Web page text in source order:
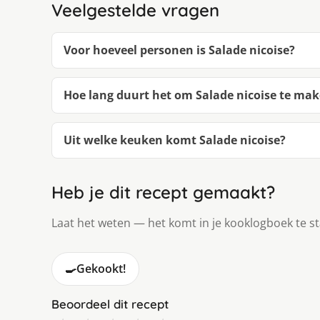
Veelgestelde vragen
Voor hoeveel personen is Salade nicoise?
Hoe lang duurt het om Salade nicoise te
Uit welke keuken komt Salade nicoise?
Heb je dit recept gemaakt?
Laat het weten — het komt in je kooklogboek te
🍳Gekookt!
Beoordeel dit recept